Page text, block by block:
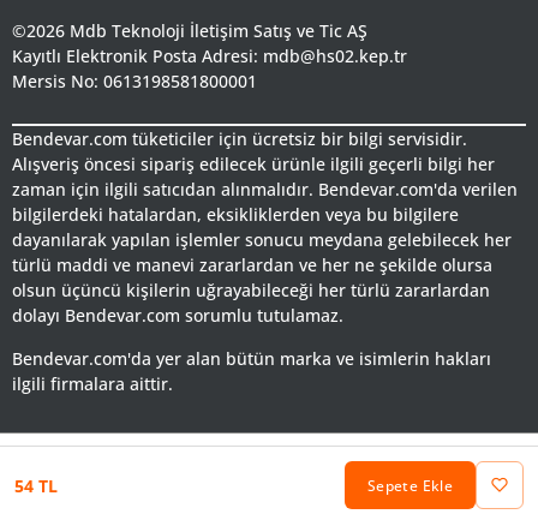
54 TL Sepete Ekle
©2026 Mdb Teknoloji İletişim Satış ve Tic AŞ
Kayıtlı Elektronik Posta Adresi: mdb@hs02.kep.tr
Mersis No: 0613198581800001
Bendevar.com tüketiciler için ücretsiz bir bilgi servisidir.
Alışveriş öncesi sipariş edilecek ürünle ilgili geçerli bilgi her
zaman için ilgili satıcıdan alınmalıdır. Bendevar.com'da verilen
bilgilerdeki hatalardan, eksikliklerden veya bu bilgilere
dayanılarak yapılan işlemler sonucu meydana gelebilecek her
türlü maddi ve manevi zararlardan ve her ne şekilde olursa
olsun üçüncü kişilerin uğrayabileceği her türlü zararlardan
dolayı Bendevar.com sorumlu tutulamaz.
Bendevar.com'da yer alan bütün marka ve isimlerin hakları
ilgili firmalara aittir.
Keşfet Hesabım Kategoriler